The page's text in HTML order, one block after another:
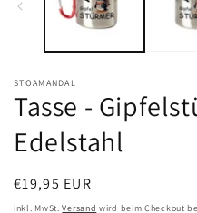
STOAMANDAL
Tasse -
Edelstahl
Normaler
Preis
€19,95 EUR
inkl. MwSt.Versand wird beim Checkout